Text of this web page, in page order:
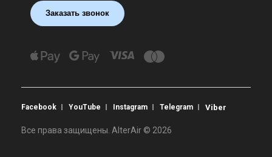
Заказать звонок
Facebook YouTube Instagram Telegram Viber
Все права защищены. AlterAir © 2026